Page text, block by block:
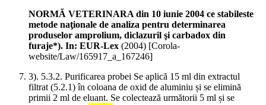
NORMĂ VETERINARA din 10 iunie 2004 ce stabileste
metode naţionale de analiza pentru determinarea
produselor amprolium, diclazuril şi carbadox din
furaje*). In: EUR-Lex (2004) [Corola-
website/Law/165917_a_167246]
3). 5.3.2. Purificarea probei Se aplică 15 ml din extractul
filtrat (5.2.1) în coloana de oxid de aluminiu și se elimină
primii 2 ml de eluant. Se colectează următorii 5 ml și se